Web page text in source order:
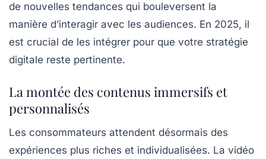
de nouvelles tendances qui bouleversent la
manière d’interagir avec les audiences. En 2025, il
est crucial de les intégrer pour que votre stratégie
digitale reste pertinente.
La montée des contenus immersifs et
personnalisés
Les consommateurs attendent désormais des
expériences plus riches et individualisées. La vidéo